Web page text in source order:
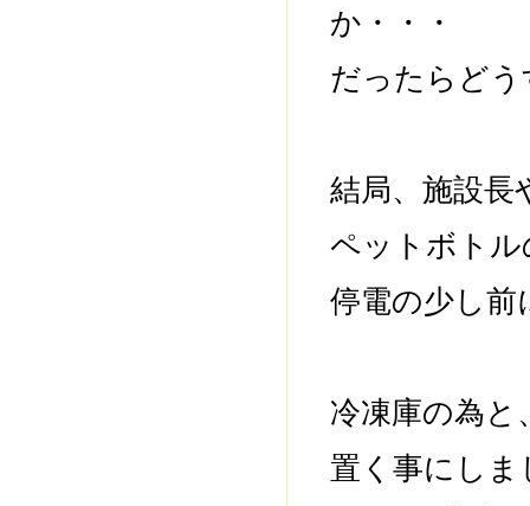
か・・・
だったらど
結局、施設長
ペットボトル
停電の少し前
冷凍庫の為と
置く事にしま